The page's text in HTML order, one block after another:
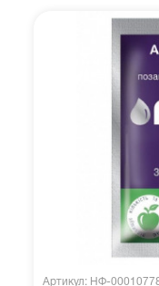
Артикул: НФ-